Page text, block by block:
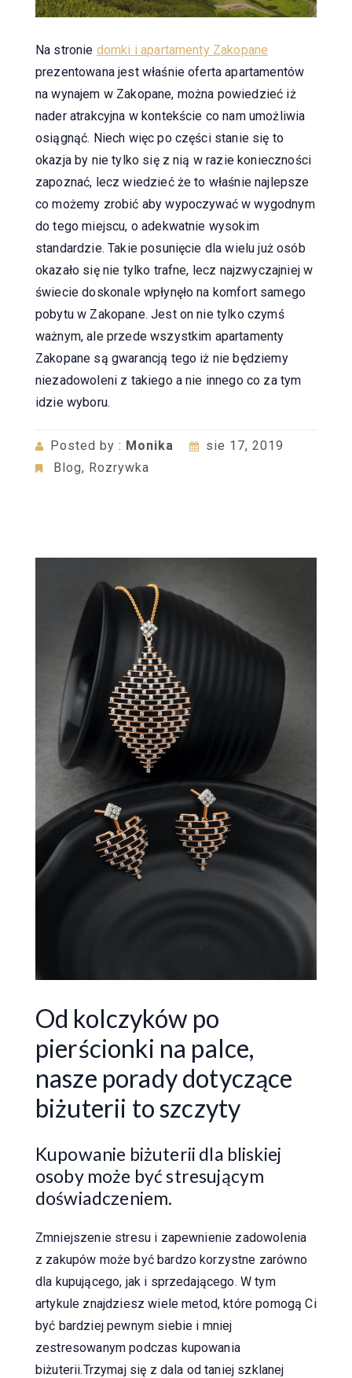
Na stronie domki i apartamenty Zakopane
prezentowana jest właśnie oferta apartamentów
na wynajem w Zakopane, można powiedzieć iż
nader atrakcyjna w kontekście co nam umożliwia
osiągnąć. Niech więc po części stanie się to
okazja by nie tylko się z nią w razie konieczności
zapoznać, lecz wiedzieć że to właśnie najlepsze
co możemy zrobić aby wypoczywać w wygodnym
do tego miejscu, o adekwatnie wysokim
standardzie. Takie posunięcie dla wielu już osób
okazało się nie tylko trafne, lecz najzwyczajniej w
świecie doskonale wpłynęło na komfort samego
pobytu w Zakopane. Jest on nie tylko czymś
ważnym, ale przede wszystkim apartamenty
Zakopane są gwarancją tego iż nie będziemy
niezadowoleni z takiego a nie innego co za tym
idzie wyboru.
Posted by : Monika
sie 17, 2019
Blog, Rozrywka
Od kolczyków po
pierścionki na palce,
nasze porady dotyczące
biżuterii to szczyty
Kupowanie biżuterii dla bliskiej
osoby może być stresującym
doświadczeniem.
Zmniejszenie stresu i zapewnienie zadowolenia
z zakupów może być bardzo korzystne zarówno
dla kupującego, jak i sprzedającego. W tym
artykule znajdziesz wiele metod, które pomogą Ci
być bardziej pewnym siebie i mniej
zestresowanym podczas kupowania
biżuterii.Trzymaj się z dala od taniej szklanej